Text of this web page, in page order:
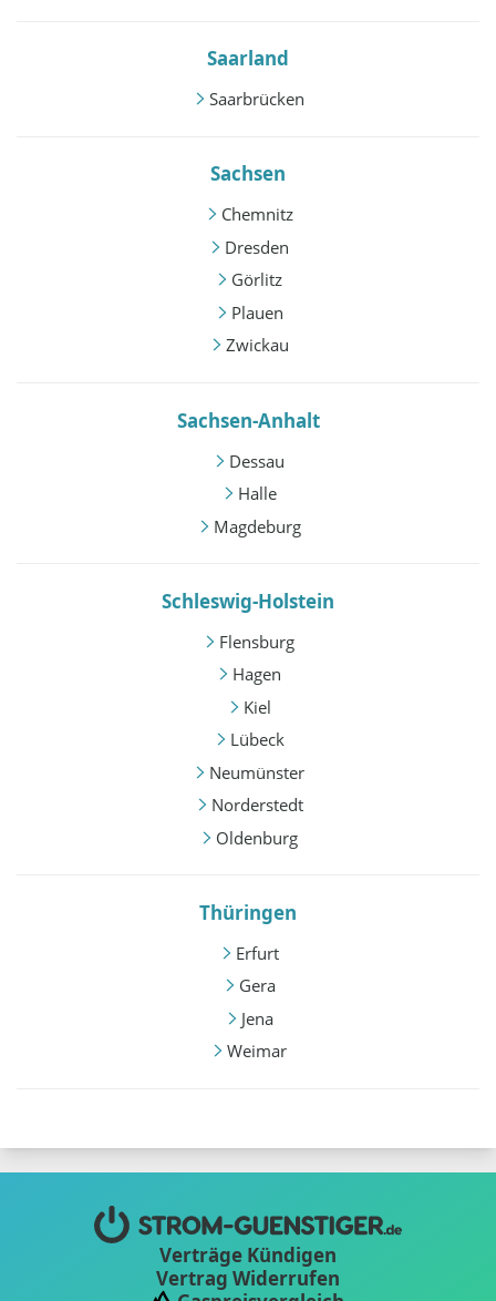
Saarland
Saarbrücken
Sachsen
Chemnitz
Dresden
Görlitz
Plauen
Zwickau
Sachsen-Anhalt
Dessau
Halle
Magdeburg
Schleswig-Holstein
Flensburg
Hagen
Kiel
Lübeck
Neumünster
Norderstedt
Oldenburg
Thüringen
Erfurt
Gera
Jena
Weimar
Verträge Kündigen
Vertrag Widerrufen